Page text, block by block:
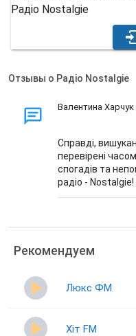
Радіо Nostalgie
Отзывы о Радіо Nostalgie
Валентина Харчук
Справді,
перевірені
спогадів та
радіо - Nostalgie!
Рекомендуем
Люкс ФМ
Хіт FM